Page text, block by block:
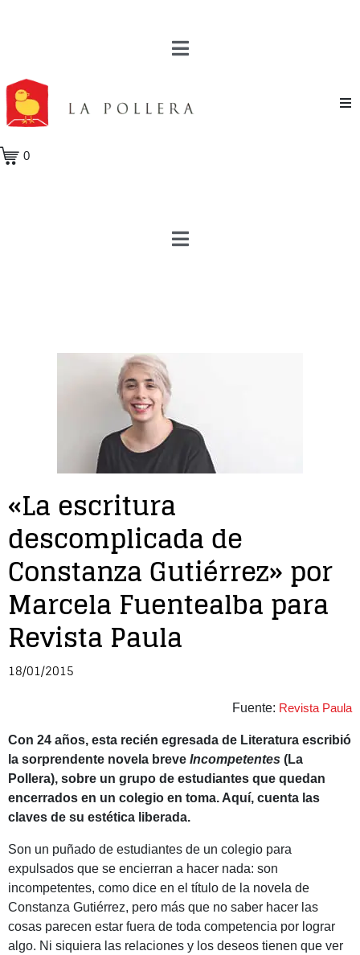
0
«La escritura
descomplicada de
Constanza Gutiérrez» por
Marcela Fuentealba para
Revista Paula
18/01/2015
Fuente: Revista Paula
Con 24 años, esta recién egresada de Literatura escribió
la sorprendente novela breve Incompetentes (La
Pollera), sobre un grupo de estudiantes que quedan
encerrados en un colegio en toma. Aquí, cuenta las
claves de su estética liberada.
Son un puñado de estudiantes de un colegio para
expulsados que se encierran a hacer nada: son
incompetentes, como dice en el título de la novela de
Constanza Gutiérrez, pero más que no saber hacer las
cosas parecen estar fuera de toda competencia por lograr
algo. Ni siquiera las relaciones y los deseos tienen que ver